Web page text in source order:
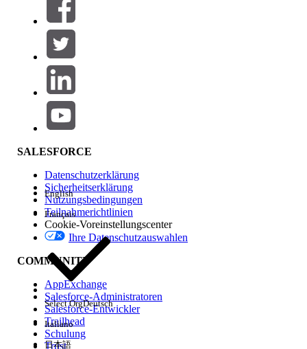
Filter (0)
FILTER AUSWÄHLEN
Produktbereich
Auswirkungen auf Funktionen
Edition
Erfahrung
SALESFORCE
Datenschutzerklärung
Sicherheitserklärung
Nutzungsbedingungen
Teilnahmerichtlinien
Cookie-Voreinstellungscenter
Ihre Datenschutzauswahlen
COMMUNITY
AppExchange
Salesforce-Administratoren
Salesforce-Entwickler
Trailhead
Schulung
Trust
English
Français
Select OrgDeutsch
Italiano
日本語